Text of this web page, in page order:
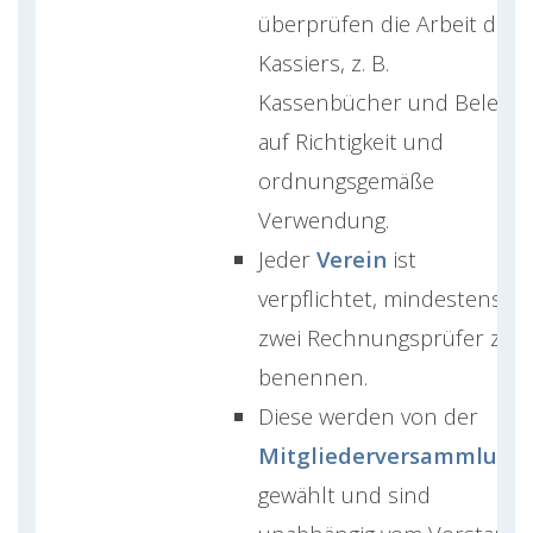
überprüfen die Arbeit des
Kassiers, z. B.
Kassenbücher und Belege,
auf Richtigkeit und
ordnungsgemäße
Verwendung.
Jeder Verein ist
verpflichtet, mindestens
zwei Rechnungsprüfer zu
benennen.
Diese werden von der
Mitgliederversammlung
gewählt und sind